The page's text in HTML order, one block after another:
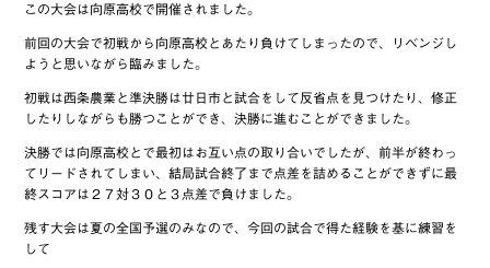
この大会は向原高校で開催されました。
前回の大会で初戦から向原高校とあたり負けてしまったので、リベンジし
ようと思いながら臨みました。
初戦は西条農業と準決勝は廿日市と試合をして反省点を見つけたり、修正
したりしながらも勝つことができ、決勝に進むことができました。
決勝では向原高校とで最初はお互い点の取り合いでしたが、前半が終わっ
てリードされてしまい、結局試合終了まで点差を詰めることができずに最
終スコアは２７対３０と３点差で負けました。
残す大会は夏の全国予選のみなので、今回の試合で得た経験を基に練習を
して